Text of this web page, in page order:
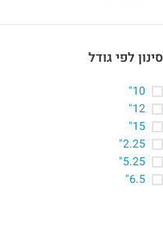
סינון לפי גודל
10"
12"
15"
2.25"
5.25"
6.5"